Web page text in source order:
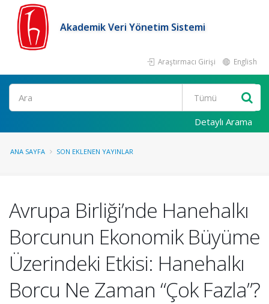
Akademik Veri Yönetim Sistemi
Araştırmacı Girişi English
Ara
Detaylı Arama
ANA SAYFA SON EKLENEN YAYINLAR
Avrupa Birliği’nde Hanehalkı
Borcunun Ekonomik Büyüme
Üzerindeki Etkisi: Hanehalkı
Borcu Ne Zaman “Çok Fazla”?